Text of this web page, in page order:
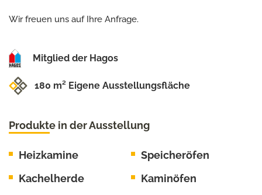
Wir freuen uns auf Ihre Anfrage.
Mitglied der Hagos
180 m² Eigene Ausstellungsfläche
Produkte in der Ausstellung
Heizkamine
Speicheröfen
Kachelherde
Kaminöfen